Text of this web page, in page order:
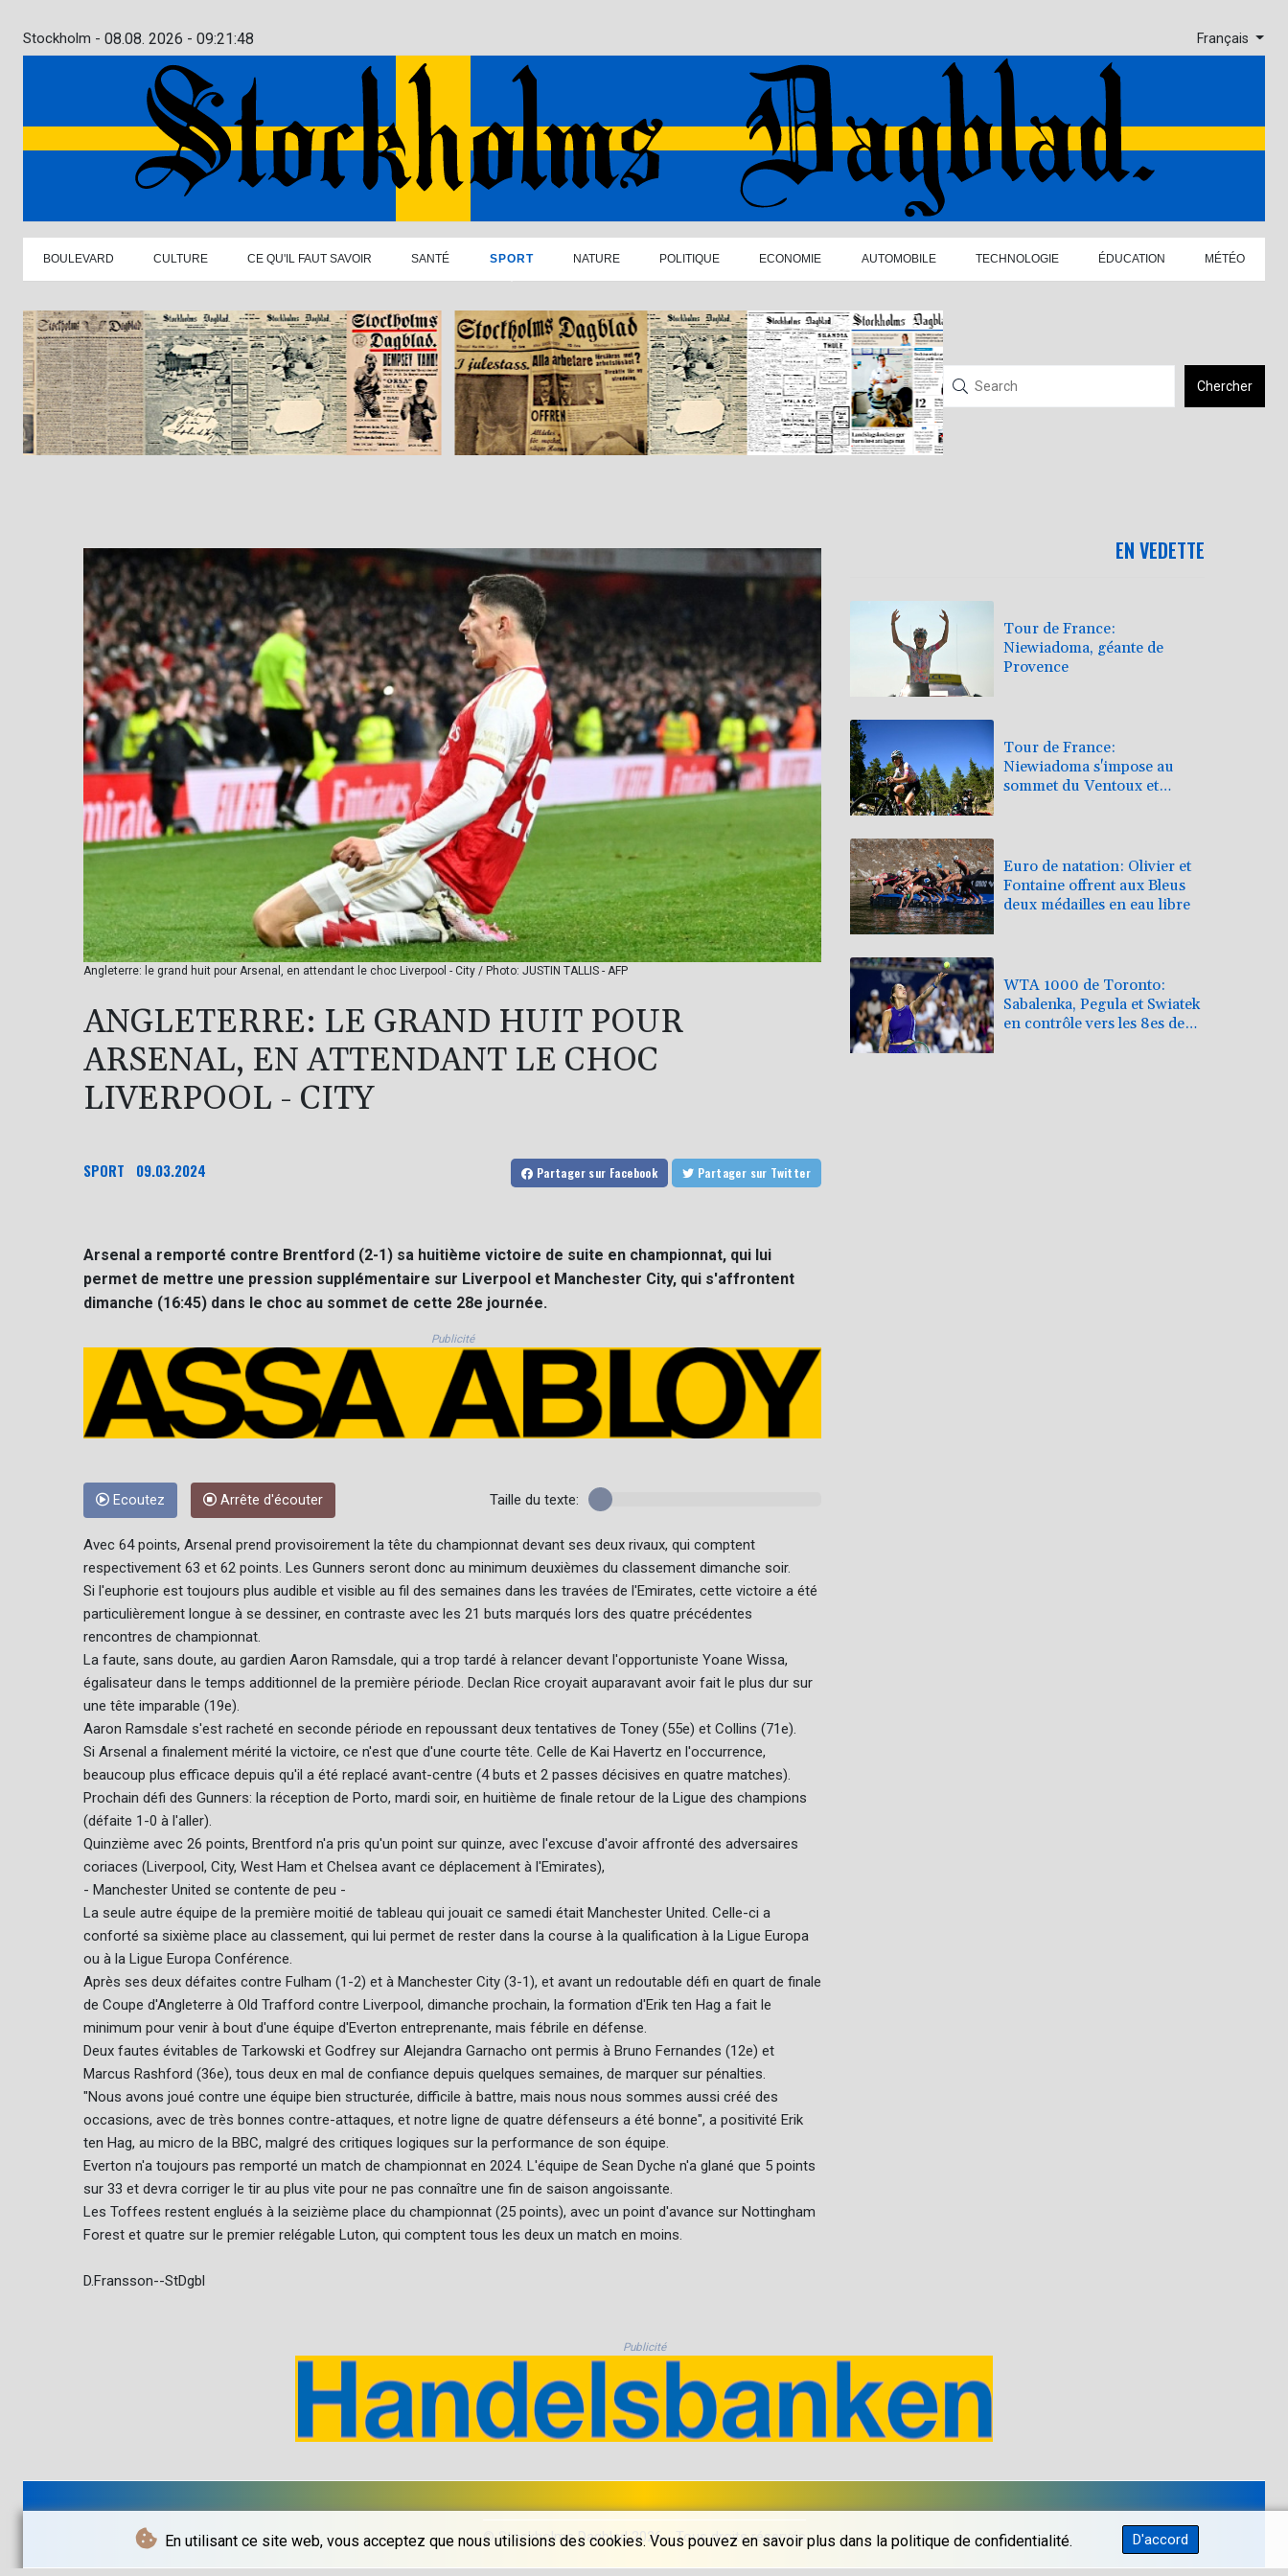
En utilisant ce site web, vous acceptez que nous utilisions des cookies. Vous pouvez en savoir plus dans la politique de confidentialité. D'accord
Stockholm - 08.08. 2026 - 09:21:49 Français
BOULEVARD CULTURE CE QU'IL FAUT SAVOIR SANTÉ SPORT NATURE POLITIQUE ECONOMIE AUTOMOBILE TECHNOLOGIE ÉDUCATION MÉTÉO
Chercher
Angleterre: le grand huit pour Arsenal, en attendant le choc Liverpool - City / Photo: JUSTIN TALLIS - AFP
ANGLETERRE: LE GRAND HUIT POUR
ARSENAL, EN ATTENDANT LE CHOC
LIVERPOOL - CITY
SPORT 09.03.2024 Partager sur Facebook Partager sur Twitter
Arsenal a remporté contre Brentford (2-1) sa huitième victoire de suite en championnat, qui lui
permet de mettre une pression supplémentaire sur Liverpool et Manchester City, qui s'affrontent
dimanche (16:45) dans le choc au sommet de cette 28e journée.
Publicité
Ecoutez Arrête d'écouter Taille du texte:
Avec 64 points, Arsenal prend provisoirement la tête du championnat devant ses deux rivaux, qui comptent
respectivement 63 et 62 points. Les Gunners seront donc au minimum deuxièmes du classement dimanche soir.
Si l'euphorie est toujours plus audible et visible au fil des semaines dans les travées de l'Emirates, cette victoire a été
particulièrement longue à se dessiner, en contraste avec les 21 buts marqués lors des quatre précédentes
rencontres de championnat.
La faute, sans doute, au gardien Aaron Ramsdale, qui a trop tardé à relancer devant l'opportuniste Yoane Wissa,
égalisateur dans le temps additionnel de la première période. Declan Rice croyait auparavant avoir fait le plus dur sur
une tête imparable (19e).
Aaron Ramsdale s'est racheté en seconde période en repoussant deux tentatives de Toney (55e) et Collins (71e).
Si Arsenal a finalement mérité la victoire, ce n'est que d'une courte tête. Celle de Kai Havertz en l'occurrence,
beaucoup plus efficace depuis qu'il a été replacé avant-centre (4 buts et 2 passes décisives en quatre matches).
Prochain défi des Gunners: la réception de Porto, mardi soir, en huitième de finale retour de la Ligue des champions
(défaite 1-0 à l'aller).
Quinzième avec 26 points, Brentford n'a pris qu'un point sur quinze, avec l'excuse d'avoir affronté des adversaires
coriaces (Liverpool, City, West Ham et Chelsea avant ce déplacement à l'Emirates),
- Manchester United se contente de peu -
La seule autre équipe de la première moitié de tableau qui jouait ce samedi était Manchester United. Celle-ci a
conforté sa sixième place au classement, qui lui permet de rester dans la course à la qualification à la Ligue Europa
ou à la Ligue Europa Conférence.
Après ses deux défaites contre Fulham (1-2) et à Manchester City (3-1), et avant un redoutable défi en quart de finale
de Coupe d'Angleterre à Old Trafford contre Liverpool, dimanche prochain, la formation d'Erik ten Hag a fait le
minimum pour venir à bout d'une équipe d'Everton entreprenante, mais fébrile en défense.
Deux fautes évitables de Tarkowski et Godfrey sur Alejandra Garnacho ont permis à Bruno Fernandes (12e) et
Marcus Rashford (36e), tous deux en mal de confiance depuis quelques semaines, de marquer sur pénalties.
"Nous avons joué contre une équipe bien structurée, difficile à battre, mais nous nous sommes aussi créé des
occasions, avec de très bonnes contre-attaques, et notre ligne de quatre défenseurs a été bonne", a positivité Erik
ten Hag, au micro de la BBC, malgré des critiques logiques sur la performance de son équipe.
Everton n'a toujours pas remporté un match de championnat en 2024. L'équipe de Sean Dyche n'a glané que 5 points
sur 33 et devra corriger le tir au plus vite pour ne pas connaître une fin de saison angoissante.
Les Toffees restent englués à la seizième place du championnat (25 points), avec un point d'avance sur Nottingham
Forest et quatre sur le premier relégable Luton, qui comptent tous les deux un match en moins.
D.Fransson--StDgbl
EN VEDETTE
Tour de France:
Niewiadoma, géante de
Provence
Tour de France:
Niewiadoma s'impose au
sommet du Ventoux et
Euro de natation: Olivier et
Fontaine offrent aux Bleus
deux médailles en eau libre
WTA 1000 de Toronto:
Sabalenka, Pegula et Swiatek
en contrôle vers les 8es de
Publicité
© Stockholms Dagblad 2026 - Tous droits réservés